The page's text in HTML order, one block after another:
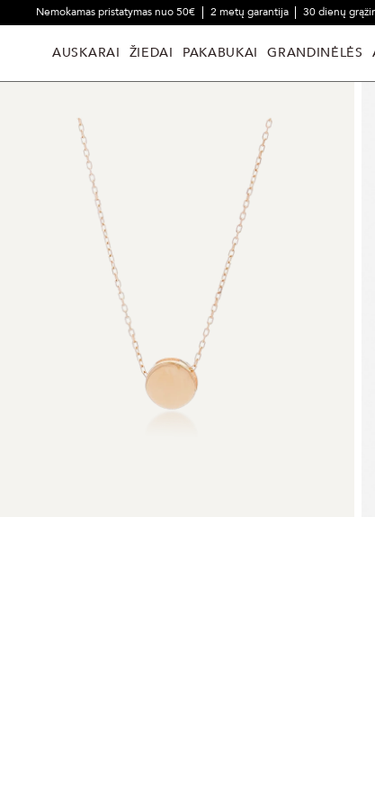
Nemokamas pristatymas nuo 50€ 2 metų garantija 30 dienų
AUSKARAI ŽIEDAI PAKABUKAI GRANDINĖLĖS